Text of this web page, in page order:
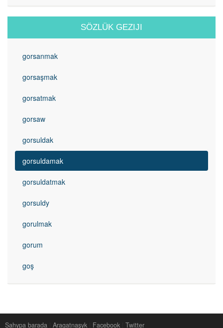
SÖZLÜK GEZIJI
gorsanmak
gorsaşmak
gorsatmak
gorsaw
gorsuldak
gorsuldamak
gorsuldatmak
gorsuldy
gorulmak
gorum
goş
Sahypa barada Aragatnaşyk Facebook Twitter